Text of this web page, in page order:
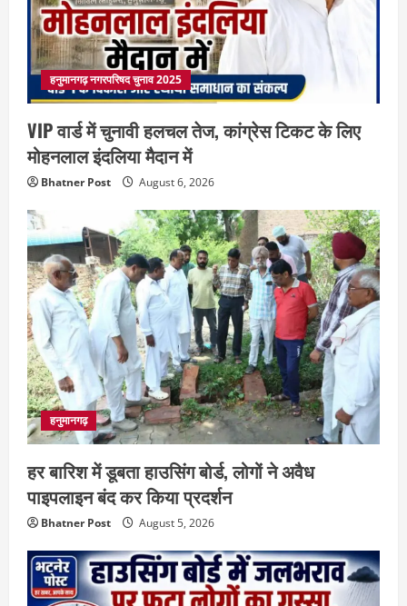
हनुमानगढ़ नगरपरिषद चुनाव 2025
VIP वार्ड में चुनावी हलचल तेज, कांग्रेस टिकट के लिए
मोहनलाल इंदलिया मैदान में
Bhatner Post August 6, 2026
हनुमानगढ़
हर बारिश में डूबता हाउसिंग बोर्ड, लोगों ने अवैध
पाइपलाइन बंद कर किया प्रदर्शन
Bhatner Post August 5, 2026